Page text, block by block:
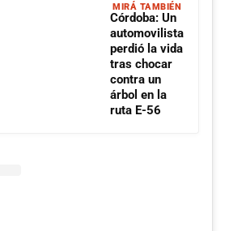
MIRÁ TAMBIÉN
Córdoba: Un
automovilista
perdió la vida
tras chocar
contra un
árbol en la
ruta E-56